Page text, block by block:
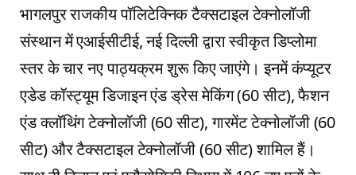
भागलपुर राजकीय पॉलिटेक्निक टैक्सटाइल टेक्नोलॉजी
संस्थान में एआईसीटीई, नई दिल्ली द्वारा स्वीकृत डिप्लोमा
स्तर के चार नए पाठ्यक्रम शुरू किए जाएंगे। इनमें कंप्यूटर
एडेड कॉस्ट्यूम डिजाइन एंड ड्रेस मेकिंग (60 सीट), फैशन
एंड क्लॉथिंग टेक्नोलॉजी (60 सीट), गारमेंट टेक्नोलॉजी (60
सीट) और टैक्सटाइल टेक्नोलॉजी (60 सीट) शामिल हैं।